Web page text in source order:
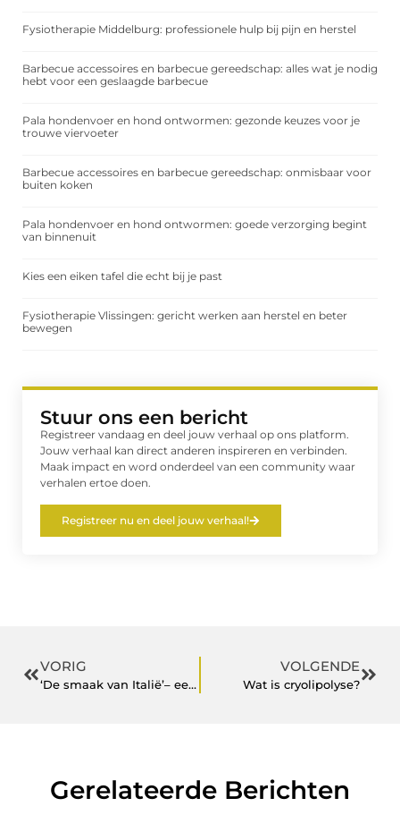
Fysiotherapie Middelburg: professionele hulp bij pijn en herstel
Barbecue accessoires en barbecue gereedschap: alles wat je nodig
hebt voor een geslaagde barbecue
Pala hondenvoer en hond ontwormen: gezonde keuzes voor je
trouwe viervoeter
Barbecue accessoires en barbecue gereedschap: onmisbaar voor
buiten koken
Pala hondenvoer en hond ontwormen: goede verzorging begint
van binnenuit
Kies een eiken tafel die echt bij je past
Fysiotherapie Vlissingen: gericht werken aan herstel en beter
bewegen
Stuur ons een bericht
Registreer vandaag en deel jouw verhaal op ons platform.
Jouw verhaal kan direct anderen inspireren en verbinden.
Maak impact en word onderdeel van een community waar
verhalen ertoe doen.
Registreer nu en deel jouw verhaal!
VORIG
‘De smaak van Italië’– eenvoudig zelf salami maken met Flora Italia
VOLGENDE
Wat is cryolipolyse?
Gerelateerde Berichten